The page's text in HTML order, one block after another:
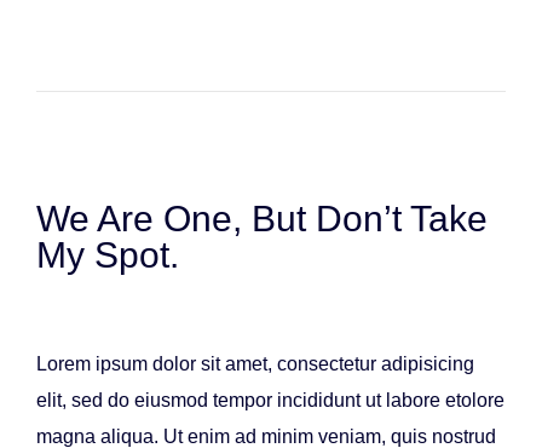
We Are One, But Don’t Take
My Spot.
Lorem ipsum dolor sit amet, consectetur adipisicing
elit, sed do eiusmod tempor incididunt ut labore etolore
magna aliqua. Ut enim ad minim veniam, quis nostrud